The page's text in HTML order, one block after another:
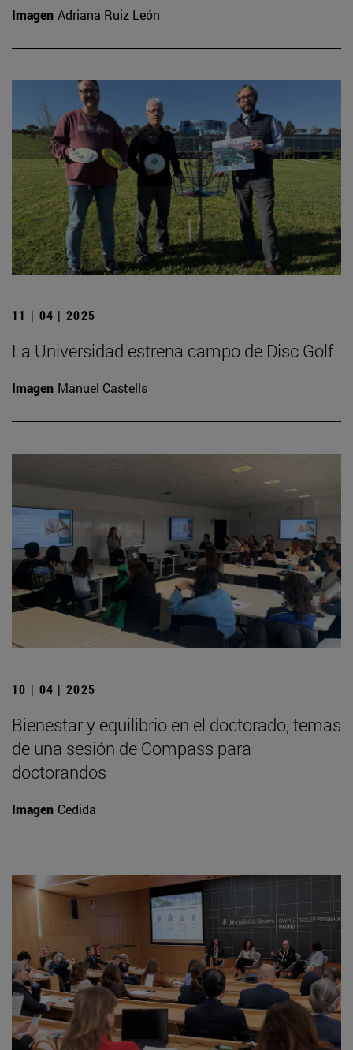
Imagen Adriana Ruiz León
11 | 04 | 2025
La Universidad estrena campo de Disc Golf
Imagen Manuel Castells
10 | 04 | 2025
Bienestar y equilibrio en el doctorado, temas
de una sesión de Compass para
doctorandos
Imagen Cedida